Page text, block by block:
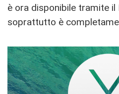
è ora disponibile tramite
soprattutto è